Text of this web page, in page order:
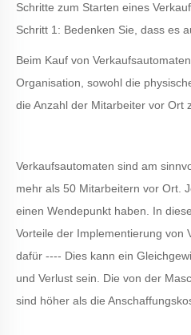
Schritte zum Starten eines
Schritt 1: Bedenken Sie, dass es
Beim Kauf von
Organisation, sowohl die
die Anzahl der Mitarbeiter vor Ort
Verkaufsautomaten sind am
mehr als 50 Mitarbeitern vor Ort.
einen Wendepunkt haben. In
Vorteile der Implementierung von
dafür ---- Dies kann ein
und Verlust sein. Die von der
sind höher als die